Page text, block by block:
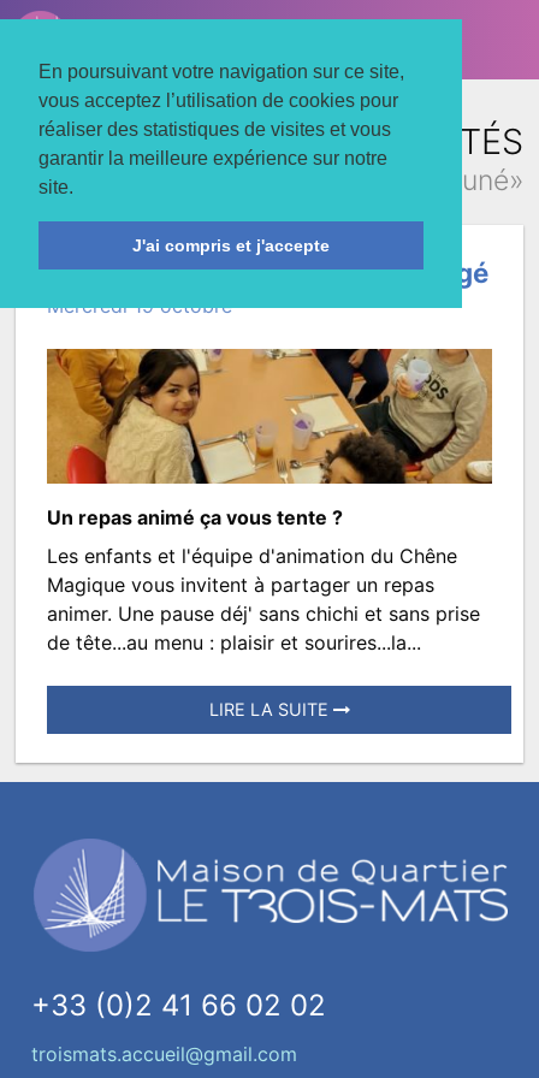
En poursuivant votre navigation sur ce site,
vous acceptez l’utilisation de cookies pour
réaliser des statistiques de visites et vous
garantir la meilleure expérience sur notre
site.
J'ai compris et j'accepte
LE TROIS MATS
TOUTES LES ACTUALITÉS
concernant «déjeuné»
Repas du Chêne Magique partagé
Mercredi 19 octobre
Un repas animé ça vous tente ?
Repas
du
Chêne
partagé
Les enfants et l'équipe d'animation du Chêne
Magique vous invitent à partager un repas
animer. Une pause déj' sans chichi et sans prise
de tête...au menu : plaisir et sourires...la...
LIRE LA SUITE
Posté
octobre
2022
à
13:17.
par
+33 (0)2 41 66 02 02
troismats.accueil@gmail.com